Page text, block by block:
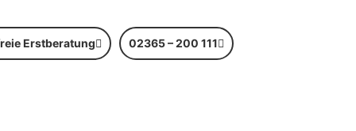
Erstberatung 02365 – 200 111